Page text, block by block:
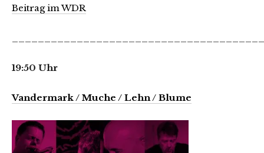
Beitrag im WDR
19:50 Uhr
Vandermark / Muche / Lehn / Blume